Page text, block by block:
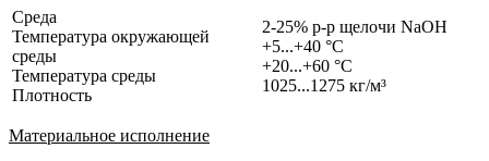
Среда
Температура окружающей
среды
Температура среды
Плотность
2-25% р-р щелочи NaOH
+5...+40 °C
+20...+60 °C
1025...1275 кг/м³
Материальное исполнение